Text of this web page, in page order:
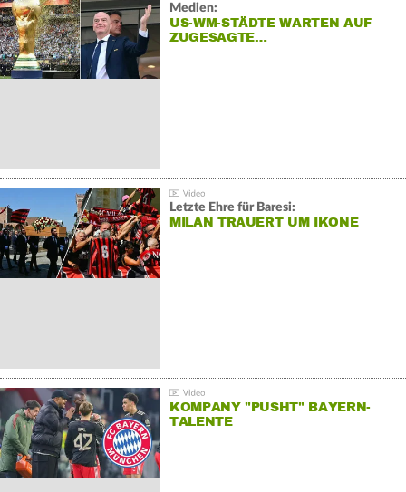
Medien:
US-WM-STÄDTE WARTEN AUF
ZUGESAGTE…
Letzte Ehre für Baresi:
MILAN TRAUERT UM IKONE
KOMPANY "PUSHT" BAYERN-
TALENTE